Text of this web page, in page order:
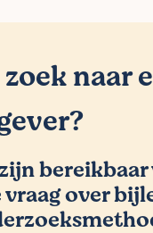
naar
over